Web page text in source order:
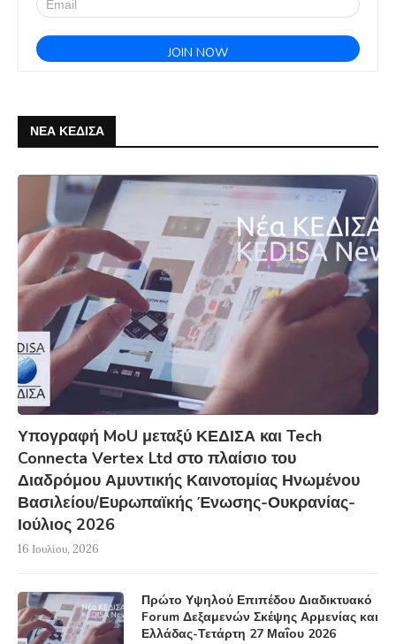
ΝΕΑ ΚΕΔΙΣΑ
Υπογραφή MoU μεταξύ ΚΕΔΙΣΑ και Tech
Connecta Vertex Ltd στο πλαίσιο του
Διαδρόμου Αμυντικής Καινοτομίας Ηνωμένου
Βασιλείου/Ευρωπαϊκής Ένωσης-Ουκρανίας-
Ιούλιος 2026
16 Ιουλίου, 2026
Πρώτο Υψηλού Επιπέδου Διαδικτυακό
Forum Δεξαμενών Σκέψης Αρμενίας και
Ελλάδας-Τετάρτη 27 Μαΐου 2026